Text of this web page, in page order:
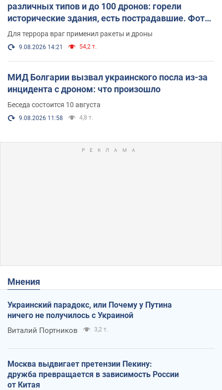
различных типов и до 100 дронов: горели
исторические здания, есть пострадавшие. Фото
и видео
Для террора враг применил ракеты и дроны
9.08.2026 14:21 54,2 т.
МИД Болгарии вызвал украинского посла из-за
инцидента с дроном: что произошло
Беседа состоится 10 августа
9.08.2026 11:58 4,8 т.
Мнения
Украинский парадокс, или Почему у Путина
ничего не получилось с Украиной
Виталий Портников 3,2 т.
Москва выдвигает претензии Пекину:
дружба превращается в зависимость России
от Китая